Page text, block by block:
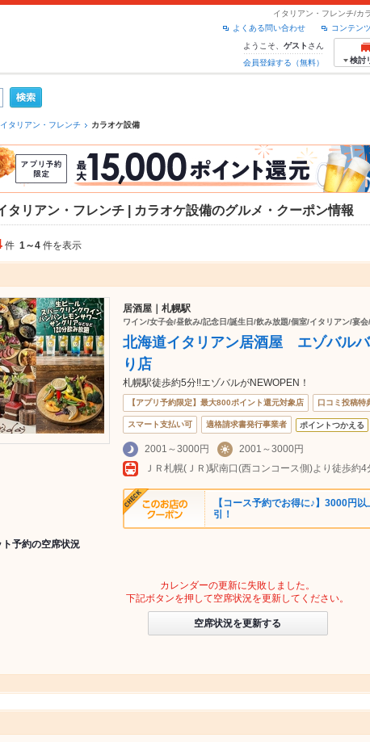
イタリアン・フレンチ/カ
コンテン
よくある問い合わせ
ようこそ、 ゲスト さん
会員登録する（無料）
検討
イタリアン・フレンチ カラオケ設備
タリアン・フレンチ | カラオケ設備のグルメ・クーポン情報
件 1～4 件を表示
居酒屋｜札幌駅
ワイン/女子会/昼飲み/記念日/誕生日/飲み放題/個室/イタリアン/宴
北海道イタリアン居酒屋 エゾバル
り店
札幌駅徒歩約5分!!エゾバルがNEWOPEN！
【アプリ予約限定】最大800ポイント還元対象店 口コミ投稿特
スマート支払い可 適格請求書発行事業者 ポイントつかえる
2001～3000円
2001～3000円
【コース予約でお得に♪】3000円
引！
ト予約の空席状況
カレンダーの更新に失敗しました。
下記ボタンを押して空席状況を更新してください。
空席状況を更新する